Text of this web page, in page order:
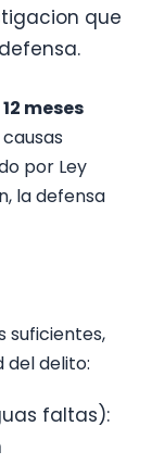
que
12 meses
por Ley
la defensa
suficientes,
del delito:
faltas):